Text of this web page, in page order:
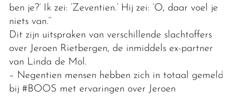
ben je?’ Ik zei: ‘Zeventien.’ Hij zei: ‘O, daar voel je
niets van.’’
Dit zijn uitspraken van verschillende slachtoffers
over Jeroen Rietbergen, de inmiddels ex-partner
van Linda de Mol.
– Negentien mensen hebben zich in totaal gemeld
bij #BOOS met ervaringen over Jeroen